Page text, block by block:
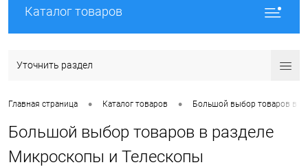
Каталог товаров
Уточнить раздел
Главная страница • Каталог товаров • Большой выбор товаров в
Большой выбор товаров в разделе
Микроскопы и Телескопы